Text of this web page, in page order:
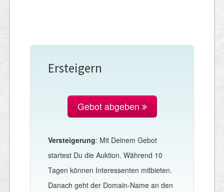
Ersteigern
Gebot abgeben
Versteigerung: Mit Deinem Gebot
startest Du die Auktion. Während 10
Tagen können Interessenten mitbieten.
Danach geht der Domain-Name an den